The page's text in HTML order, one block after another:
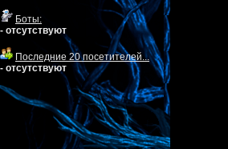
Боты:
- отсутствуют
Последние 20 посетителей...
- отсутствуют